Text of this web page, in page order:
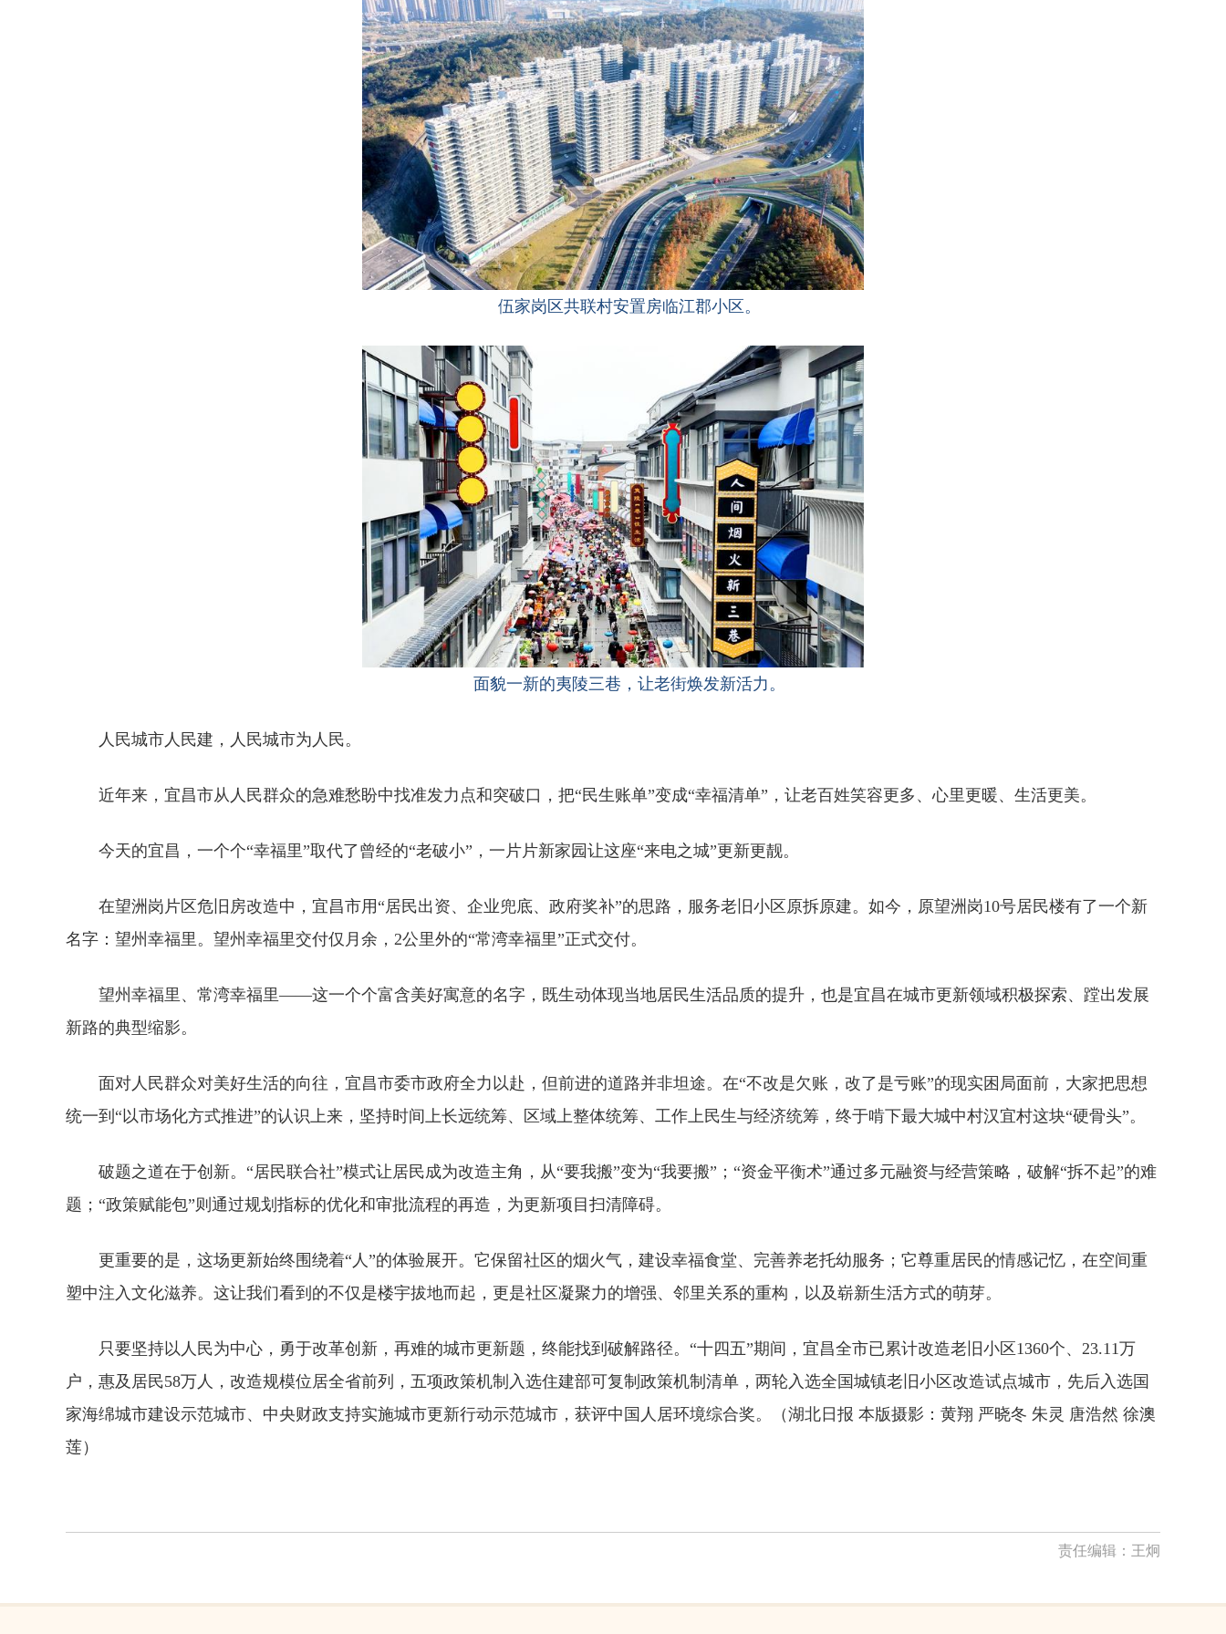
伍家岗区共联村安置房临江郡小区。
面貌一新的夷陵三巷，让老街焕发新活力。
人民城市人民建，人民城市为人民。
近年来，宜昌市从人民群众的急难愁盼中找准发力点和突破口，把“民生账单”变成“幸福清单”，让老百姓笑容更多、心里更暖、生活更美。
今天的宜昌，一个个“幸福里”取代了曾经的“老破小”，一片片新家园让这座“来电之城”更新更靓。
在望洲岗片区危旧房改造中，宜昌市用“居民出资、企业兜底、政府奖补”的思路，服务老旧小区原拆原建。如今，原望洲岗10号居民楼有了一个新
名字：望州幸福里。望州幸福里交付仅月余，2公里外的“常湾幸福里”正式交付。
望州幸福里、常湾幸福里——这一个个富含美好寓意的名字，既生动体现当地居民生活品质的提升，也是宜昌在城市更新领域积极探索、蹚出发展
新路的典型缩影。
面对人民群众对美好生活的向往，宜昌市委市政府全力以赴，但前进的道路并非坦途。在“不改是欠账，改了是亏账”的现实困局面前，大家把思想
统一到“以市场化方式推进”的认识上来，坚持时间上长远统筹、区域上整体统筹、工作上民生与经济统筹，终于啃下最大城中村汉宜村这块“硬骨头”。
破题之道在于创新。“居民联合社”模式让居民成为改造主角，从“要我搬”变为“我要搬”；“资金平衡术”通过多元融资与经营策略，破解“拆不起”的难
题；“政策赋能包”则通过规划指标的优化和审批流程的再造，为更新项目扫清障碍。
更重要的是，这场更新始终围绕着“人”的体验展开。它保留社区的烟火气，建设幸福食堂、完善养老托幼服务；它尊重居民的情感记忆，在空间重
塑中注入文化滋养。这让我们看到的不仅是楼宇拔地而起，更是社区凝聚力的增强、邻里关系的重构，以及崭新生活方式的萌芽。
只要坚持以人民为中心，勇于改革创新，再难的城市更新题，终能找到破解路径。“十四五”期间，宜昌全市已累计改造老旧小区1360个、23.11万
户，惠及居民58万人，改造规模位居全省前列，五项政策机制入选住建部可复制政策机制清单，两轮入选全国城镇老旧小区改造试点城市，先后入选国
家海绵城市建设示范城市、中央财政支持实施城市更新行动示范城市，获评中国人居环境综合奖。（湖北日报 本版摄影：黄翔 严晓冬 朱灵 唐浩然 徐澳
莲）
责任编辑： 王炯